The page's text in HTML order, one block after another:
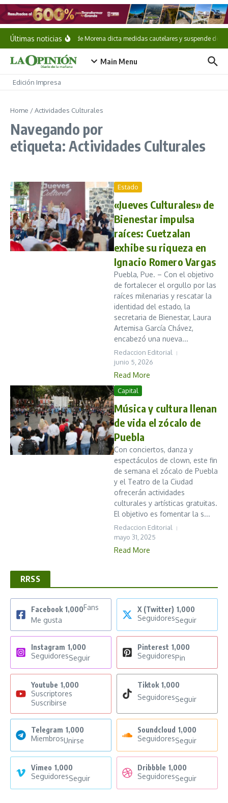
Saltar al contenido
Últimas noticiasCNHJ de Morena dicta medidas cautelares y suspende
Main Menu
Edición Impresa
Home /Actividades Culturales
Navegando por
etiqueta: Actividades Culturales
Estado
«Jueves Culturales» de
Bienestar impulsa
raíces: Cuetzalan
exhibe su riqueza en
Ignacio Romero Vargas
Puebla, Pue. – Con el objetivo
de fortalecer el orgullo por las
raíces milenarias y rescatar la
identidad del estado, la
secretaria de Bienestar, Laura
Artemisa García Chávez,
encabezó una nueva...
Redaccion Editorial
junio 5, 2026
Read More
Capital
Música y cultura llenan
de vida el zócalo de
Puebla
Con conciertos, danza y
espectáculos de clown, este fin
de semana el zócalo de Puebla
y el Teatro de la Ciudad
ofrecerán actividades
culturales y artísticas gratuitas.
El objetivo es fomentar la s...
Redaccion Editorial
mayo 31, 2025
Read More
RRSS
Facebook 1,000Fans
Me gusta
X (Twitter) 1,000
SeguidoresSeguir
Instagram 1,000
SeguidoresSeguir
Pinterest 1,000
SeguidoresPin
Youtube 1,000
Suscriptores
Suscribirse
Tiktok 1,000
SeguidoresSeguir
Telegram 1,000
MiembrosUnirse
Soundcloud 1,000
SeguidoresSeguir
Vimeo 1,000
SeguidoresSeguir
Dribbble 1,000
SeguidoresSeguir